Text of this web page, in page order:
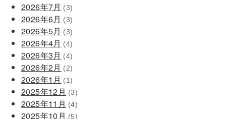
2026年7月 (3)
2026年6月 (3)
2026年5月 (3)
2026年4月 (4)
2026年3月 (4)
2026年2月 (2)
2026年1月 (1)
2025年12月 (3)
2025年11月 (4)
2025年10月 (5)